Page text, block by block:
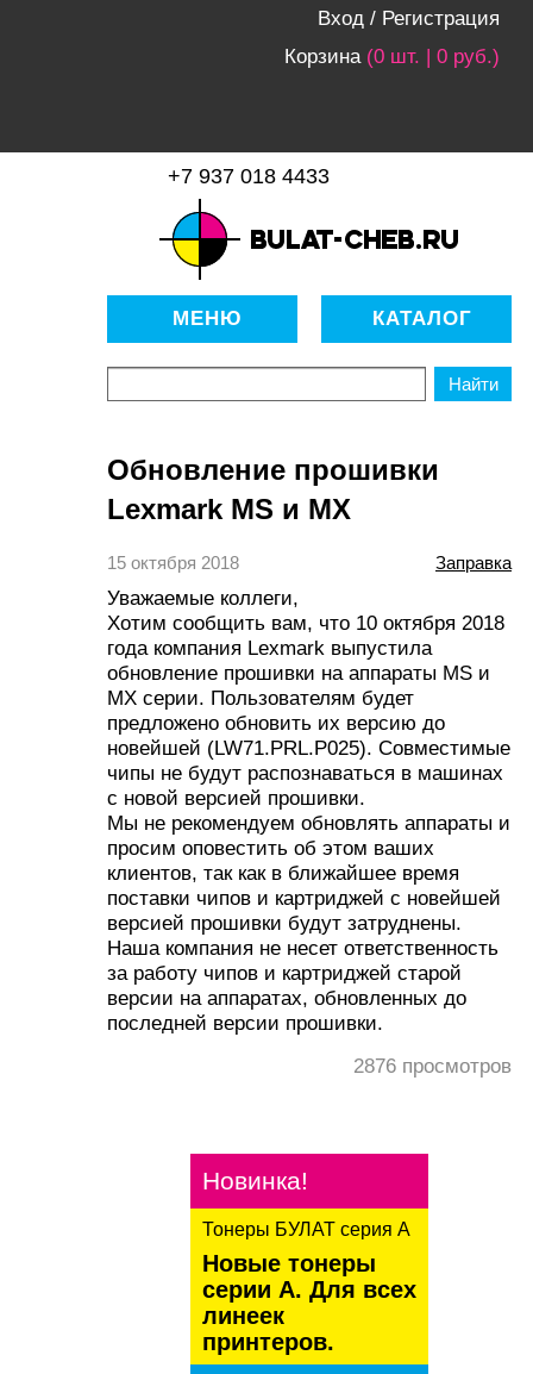
Вход / Регистрация
Корзина (0 шт. | 0 руб.)
материалы для копировально-
множительной техники
+7 937 018 4433
МЕНЮ КАТАЛОГ
Обновление прошивки
Lexmark MS и MX
15 октября 2018 Заправка
Уважаемые коллеги,
Хотим сообщить вам, что 10 октября 2018
года компания Lexmark выпустила
обновление прошивки на аппараты MS и
MX серии. Пользователям будет
предложено обновить их версию до
новейшей (LW71.PRL.P025). Совместимые
чипы не будут распознаваться в машинах
с новой версией прошивки.
Мы не рекомендуем обновлять аппараты и
просим оповестить об этом ваших
клиентов, так как в ближайшее время
поставки чипов и картриджей с новейшей
версией прошивки будут затруднены.
Наша компания не несет ответственность
за работу чипов и картриджей старой
версии на аппаратах, обновленных до
последней версии прошивки.
2876 просмотров
kaspersky
Новинка!
Тонеры БУЛАТ серия А
Новые тонеры
серии А. Для всех
линеек
принтеров.